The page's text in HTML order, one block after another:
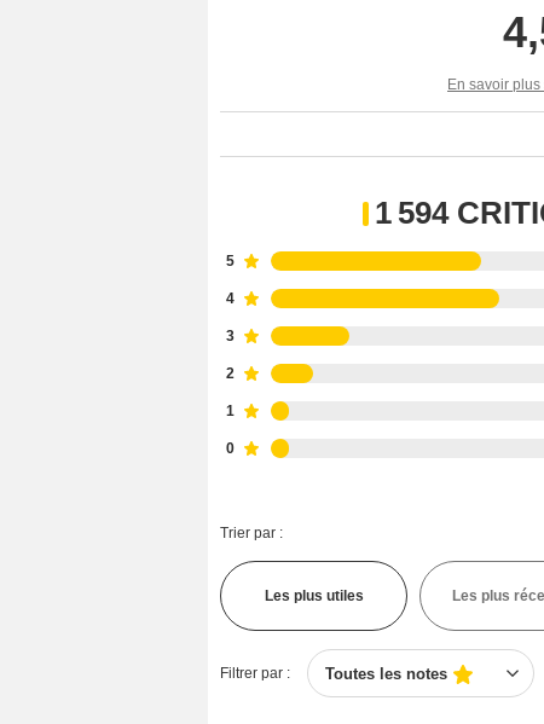
En savoir
1 594
5
4
3
2
1
0
Trier par :
Les plus utiles Les plus
Filtrer par : Toutes les notes